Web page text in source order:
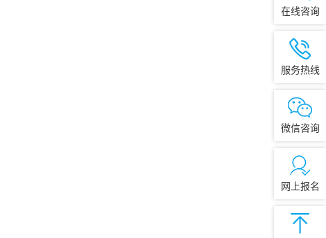
在线咨询
服务热线
微信咨询
网上报名